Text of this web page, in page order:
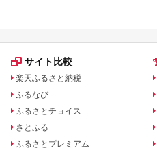
サイト比較
楽天ふるさと納税
ふるなび
ふるさとチョイス
さとふる
ふるさとプレミアム